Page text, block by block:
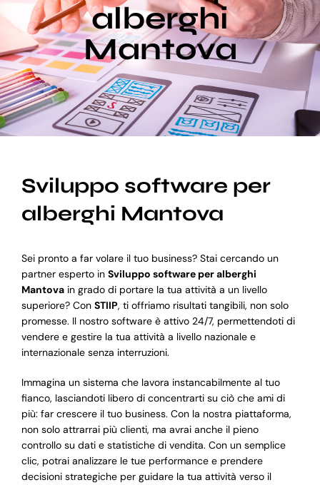
Blog
Supporto
alberghi
Mantova
Sviluppo software per
alberghi Mantova
Sei pronto a far volare il tuo business? Stai cercando un
partner esperto in Sviluppo software per alberghi
Mantovain grado di portare la tua attività a un livello
superiore? Con STIIP, ti offriamo risultati tangibili, non solo
promesse. Il nostro software è attivo 24/7, permettendoti di
vendere e gestire la tua attività a livello nazionale e
internazionale senza interruzioni.
Immagina un sistema che lavora instancabilmente al tuo
fianco, lasciandoti libero di concentrarti su ciò che ami di
più: far crescere il tuo business. Con la nostra piattaforma,
non solo attrarrai più clienti, ma avrai anche il pieno
controllo su dati e statistiche di vendita. Con un semplice
clic, potrai analizzare le tue performance e prendere
decisioni strategiche per guidare la tua attività verso il